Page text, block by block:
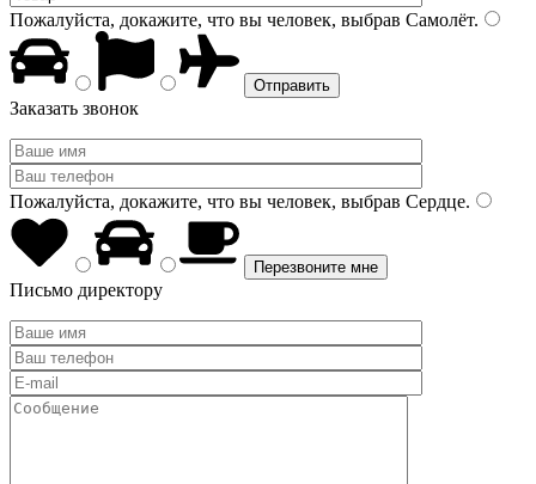
Пожалуйста, докажите, что вы человек, выбрав Самолёт.
Заказать звонок
Пожалуйста, докажите, что вы человек, выбрав Сердце.
Письмо директору